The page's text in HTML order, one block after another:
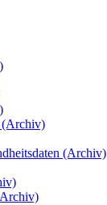
(Archiv)
(Archiv)